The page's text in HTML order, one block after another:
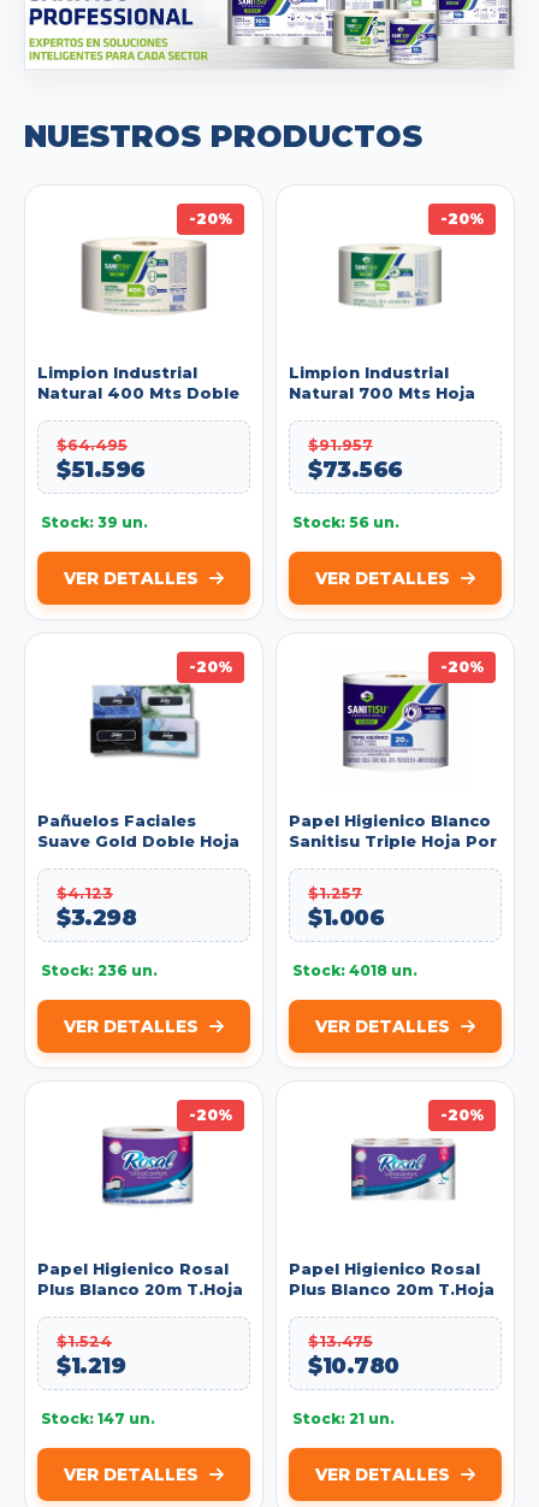
NUESTROS PRODUCTOS
-20%
Limpion Industrial
Natural 400 Mts Doble
070079
$64.495
$51.596
Stock: 39 un.
VER DETALLES
-20%
Limpion Industrial
Natural 700 Mts Hoja
76068
$91.957
$73.566
Stock: 56 un.
VER DETALLES
-20%
Pañuelos Faciales
Suave Gold Doble Hoja
REF:40009
$4.123
$3.298
Stock: 236 un.
VER DETALLES
-20%
Papel Higienico Blanco
Sanitisu Triple Hoja Por
510230102
$1.257
$1.006
Stock: 4018 un.
VER DETALLES
-20%
Papel Higienico Rosal
Plus Blanco 20m T.Hoja
$1.524
$1.219
Stock: 147 un.
VER DETALLES
-20%
Papel Higienico Rosal
Plus Blanco 20m T.Hoja
$13.475
$10.780
Stock: 21 un.
VER DETALLES